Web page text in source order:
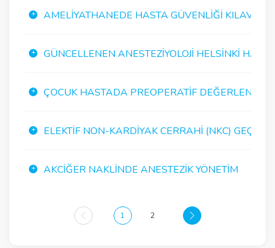
AMELIYATHANEDE HASTA GÜVENLIĞI KILAVUZU
GÜNCELLENEN ANESTEZIYOLOJI HELSINKI
ÇOCUK HASTADA PREOPERATIF
ELEKTIF NON-KARDIYAK CERRAHI (NKC)
AKCIĞER NAKLINDE ANESTEZIK YÖNETIM
1 2